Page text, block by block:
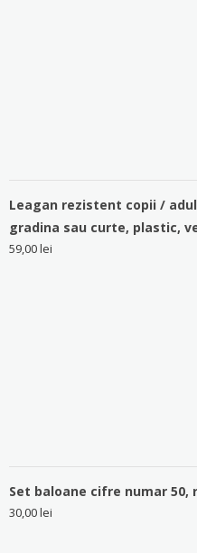
Leagan rezistent copii /
gradina sau curte, plastic,
59,00lei
Set baloane cifre numar 50,
30,00lei